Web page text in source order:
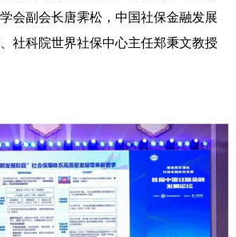
会副会长唐霁松，中国社保金融发展
社科院世界社保中心主任郑秉文教授